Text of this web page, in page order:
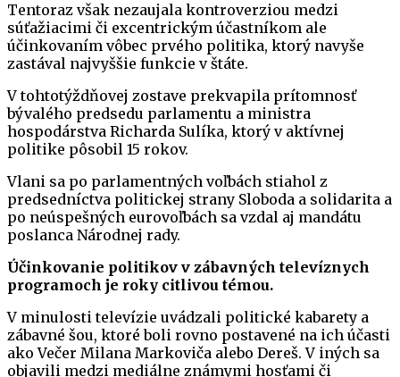
Tentoraz však nezaujala kontroverziou medzi
súťažiacimi či excentrickým účastníkom ale
účinkovaním vôbec prvého politika, ktorý navyše
zastával najvyššie funkcie v štáte.
V tohtotýždňovej zostave prekvapila prítomnosť
bývalého predsedu parlamentu a ministra
hospodárstva Richarda Sulíka, ktorý v aktívnej
politike pôsobil 15 rokov.
Vlani sa po parlamentných voľbách stiahol z
predsedníctva politickej strany Sloboda a solidarita a
po neúspešných eurovoľbách sa vzdal aj mandátu
poslanca Národnej rady.
Účinkovanie politikov v zábavných televíznych
programoch je roky citlivou témou.
V minulosti televízie uvádzali politické kabarety a
zábavné šou, ktoré boli rovno postavené na ich účasti
ako Večer Milana Markoviča alebo Dereš. V iných sa
objavili medzi mediálne známymi hosťami či